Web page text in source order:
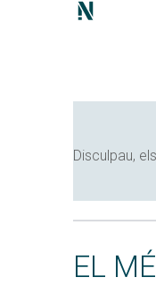
Disculpau,
EL